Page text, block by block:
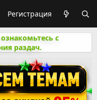
Регистрация
с
раздач.